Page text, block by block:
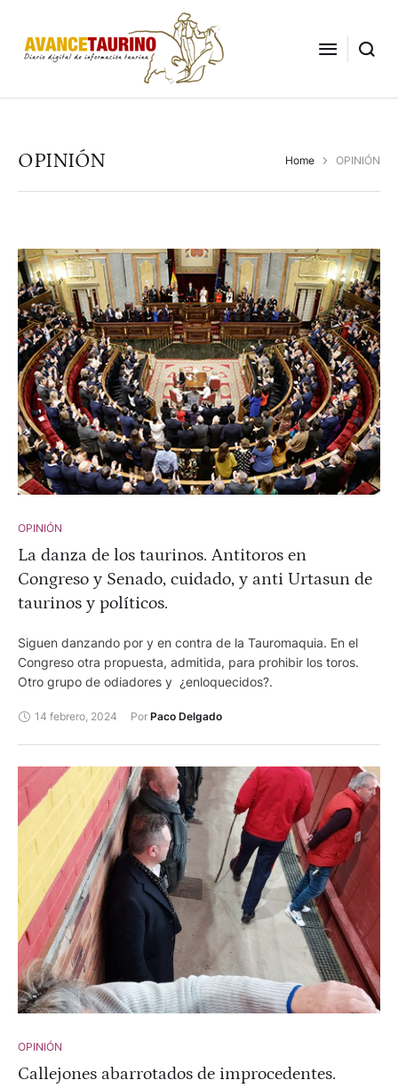
OPINIÓN Home OPINIÓN
OPINIÓN
La danza de los taurinos. Antitoros en
Congreso y Senado, cuidado, y anti Urtasun de
taurinos y políticos.
Siguen danzando por y en contra de la Tauromaquia. En el
Congreso otra propuesta, admitida, para prohibir los toros.
Otro grupo de odiadores y ¿enloquecidos?.
14 febrero, 2024 Por Paco Delgado
OPINIÓN
Callejones abarrotados de improcedentes.